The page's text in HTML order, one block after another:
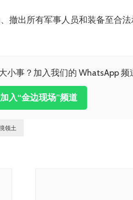
撤出所有军事人员和装备至合
小事？加入我们的 WhatsApp 频
入“金边现场”频道
领土